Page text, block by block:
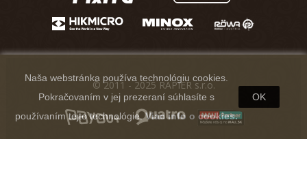
Naša webstránka používa technológiu cookies.
Pokračovaním v jej prezeraní súhlasíte s
používaním tejto technológie.Viac info o cookies.
OK
© 2011 - 2025 RAPIER s.r.o.